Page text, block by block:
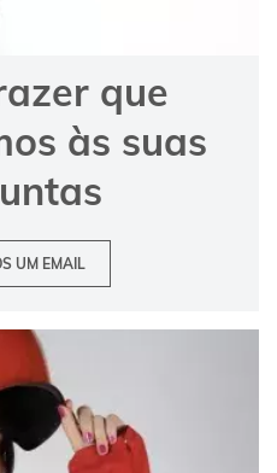
que
às suas
UM EMAIL